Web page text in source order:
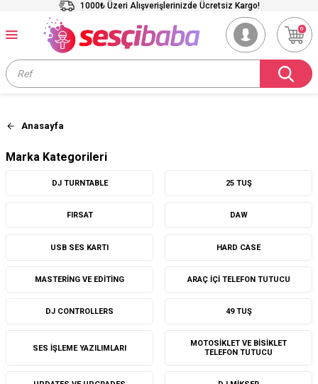
1000₺ Üzeri Alışverişlerinizde Ücretsiz Kargo!
0
Anasayfa
Marka Kategorileri
DJ TURNTABLE 25 TUŞ
FIRSAT DAW
USB SES KARTI HARD CASE
MASTERING VE EDITING ARAÇ İÇI TELEFON TUTUCU
DJ CONTROLLERS 49 TUŞ
SES İŞLEME YAZILIMLARI
MOTOSIKLET VE BISIKLET
TELEFON TUTUCU